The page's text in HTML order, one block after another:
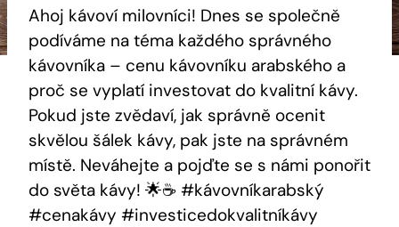
Ahoj kávoví milovníci! Dnes se společně
podíváme na téma každého správného
kávovníka – cenu kávovníku arabského a
proč se vyplatí investovat do kvalitní kávy.
Pokud jste zvědaví, jak správně ocenit
skvělou šálek kávy, pak jste na správném
místě. Neváhejte a pojďte se s námi ponořit
do světa kávy! 🌟☕️ #kávovníkarabský
#cenakávy #investicedokvalitníkávy